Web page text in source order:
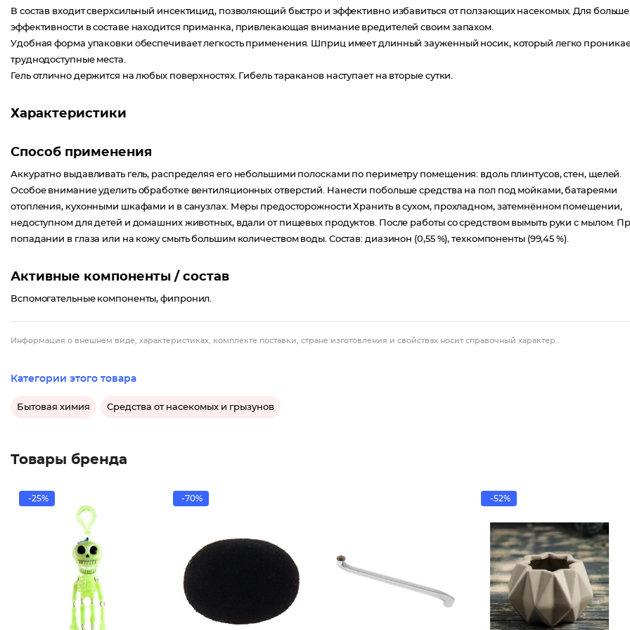
В состав входит сверхсильный инсектицид, позволяющий быстро и эффективно избавиться от ползающих насекомых. Для
эффективности в составе находится приманка, привлекающая внимание вредителей своим запахом.
Удобная форма упаковки обеспечивает легкость применения. Шприц имеет длинный зауженный носик, который легко
труднодоступные места.
Гель отлично держится на любых поверхностях. Гибель тараканов наступает на вторые сутки.
Характеристики
Способ применения
Аккуратно выдавливать гель, распределяя его небольшими полосками по периметру помещения: вдоль плинтусов, стен, щелей.
Особое внимание уделить обработке вентиляционных отверстий. Нанести побольше средства на пол под мойками, батареями
отопления, кухонными шкафами и в санузлах. Меры предосторожности Хранить в сухом, прохладном, затемнённом помещении,
недоступном для детей и домашних животных, вдали от пищевых продуктов. После работы со средством вымыть руки с мылом.
попадании в глаза или на кожу смыть большим количеством воды. Состав: диазинон (0,55 %), техкомпоненты (99,45 %).
Активные компоненты / состав
Вспомогательные компоненты, фипронил.
Информация о внешнем виде, характеристиках, комплекте поставки, стране изготовления и свойствах носит справочный характер.
Категории этого товара
Бытовая химия Средства от насекомых и грызунов
Товары бренда
-25% -70% -52%